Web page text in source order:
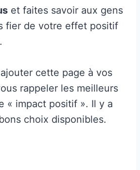
et faites savoir aux gens
fier de votre effet positif
cette page à vos
rappeler les meilleurs
« impact positif ». Il y a
choix disponibles.